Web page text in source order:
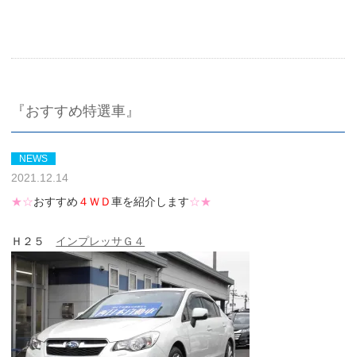
『おすすめ特選車』
NEWS
2021.12.14
★☆おすすめ ４ＷＤ車を紹介します☆★
Ｈ２５ インプレッサＧ４